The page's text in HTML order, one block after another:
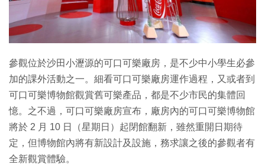
參觀位於沙田小瀝源的可口可樂廠房，是不少中小學生必參
加的課外活動之一。細看可口可樂廠房運作過程，又或者到
可口可樂博物館觀賞舊可樂產品，都是不少市民的集體回
憶。之不過，可口可樂廠房宣布，廠房內的可口可樂博物館
將於 2 月 10 日（星期日）起閉館翻新，雖然重開日期待
定，但博物館內將有新設計及設施，務求讓之後的參觀者有
全新觀賞體驗。